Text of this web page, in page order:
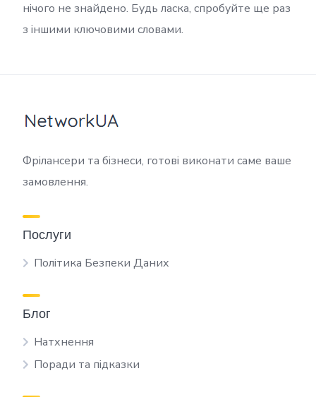
нічого не знайдено. Будь ласка, спробуйте ще раз
з іншими ключовими словами.
Фрілансери та бізнеси, готові виконати саме ваше
замовлення.
Послуги
Політика Безпеки Даних
Блог
Натхнення
Поради та підказки